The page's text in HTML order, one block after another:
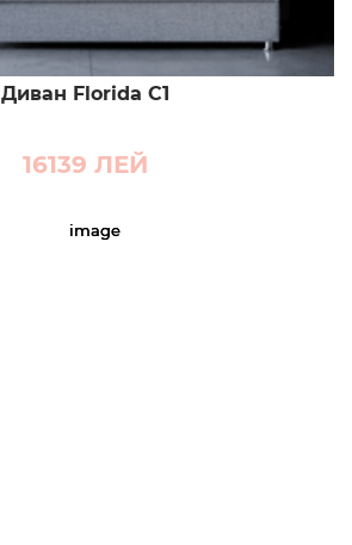
Диван Florida C1
16139 ЛЕЙ